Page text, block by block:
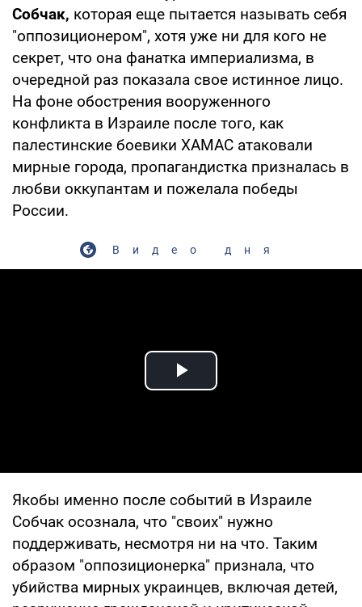
Собчак, которая еще пытается называть себя
"оппозиционером", хотя уже ни для кого не
секрет, что она фанатка империализма, в
очередной раз показала свое истинное лицо.
На фоне обострения вооруженного
конфликта в Израиле после того, как
палестинские боевики ХАМАС атаковали
мирные города, пропагандистка призналась в
любви оккупантам и пожелала победы
России.
Видео дня
Play Video
Якобы именно после событий в Израиле
Собчак осознала, что "своих" нужно
поддерживать, несмотря ни на что. Таким
образом "оппозиционерка" признала, что
убийства мирных украинцев, включая детей,